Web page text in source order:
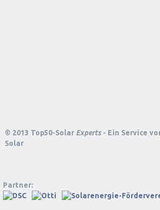
© 2013 Top50-Solar Experts - Ein Service
Solar
Partner: